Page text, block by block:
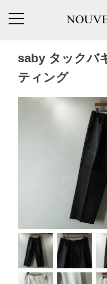
saby タックバ
ティング